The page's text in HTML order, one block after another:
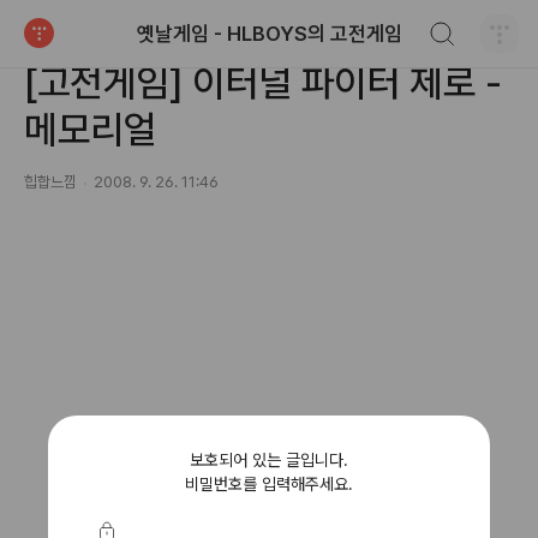
옛날게임 - HLBOYS의 고전게임
컴퓨터/공개,동인 게임
[고전게임] 이터널 파이터 제로 -
메모리얼
힙합느낌 2008. 9. 26. 11:46
보호되어 있는 글입니다.
비밀번호를 입력해주세요.